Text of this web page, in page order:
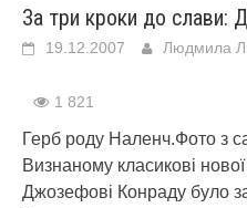
За три кроки до
19.12.2007 Людмила
1 821
Герб роду Наленч.Фото з
Визнаному класикові нової
Джозефові Конраду було